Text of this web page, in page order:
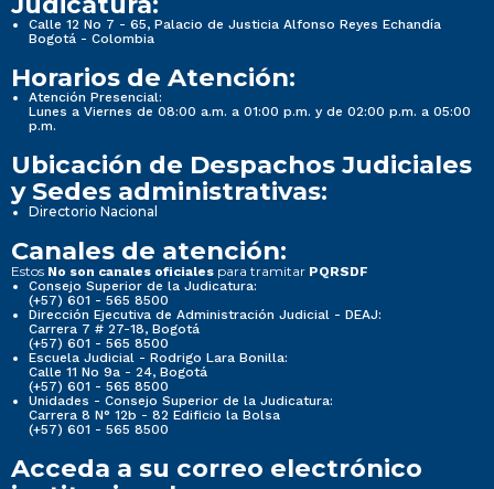
Calle 12 No 7 - 65, Palacio de Justicia Alfonso Reyes Echandía
Bogotá - Colombia
Horarios de Atención:
Atención Presencial:
Lunes a Viernes de 08:00 a.m. a 01:00 p.m. y de 02:00 p.m. a 05:00
p.m.
Ubicación de Despachos Judiciales
y Sedes administrativas:
Directorio Nacional
Canales de atención:
Estos No son canales oficiales para tramitar PQRSDF
Consejo Superior de la Judicatura:
(+57) 601 - 565 8500
Dirección Ejecutiva de Administración Judicial - DEAJ:
Carrera 7 # 27-18, Bogotá
(+57) 601 - 565 8500
Escuela Judicial - Rodrigo Lara Bonilla:
Calle 11 No 9a - 24, Bogotá
(+57) 601 - 565 8500
Unidades - Consejo Superior de la Judicatura:
Carrera 8 N° 12b - 82 Edificio la Bolsa
(+57) 601 - 565 8500
Acceda a su correo electrónico